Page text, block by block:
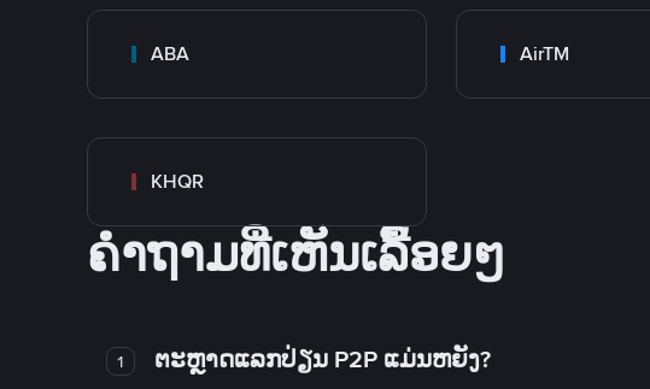
ABA AirTM
KHQR
ຄໍາຖາມທີ່ເຫັນເລື້ອຍໆ
1 ຕະຫຼາດແລກປ່ຽນ P2P ແມ່ນຫຍັງ?